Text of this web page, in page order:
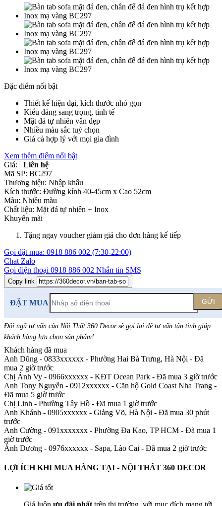
Đặc điểm nổi bật
Thiết kế hiện đại, kích thước nhỏ gọn
Kiểu dáng sang trọng, tinh tế
Mặt đá tự nhiên vân đẹp
Nhiều màu sắc tuỳ chọn
Giá cả hợp lý với mọi gia đình
Xem thêm điểm nổi bật
Giá:
Liên hệ
Mã SP: BC297
Thương hiệu: Nhập khẩu
Kích thước: Đường kính 40-45cm x Cao 52cm
Màu: Nhiều màu
Chất liệu: Mặt đá tự nhiên + Inox
Khuyến mãi
Tặng ngay voucher giảm giá cho đơn hàng kế tiếp
Gọi đặt mua: 0918 886 002 (7:30-22:00)
Chat Zalo
Gọi điện thoại 0918 886 002 Nhắn tin SMS
Copy link
ĐẶT MUA GỬI
Đội ngũ tư vấn của Nội Thất 360 Decor sẽ gọi lại để tư vấn tận tình giúp
khách hàng lựa chọn sản phẩm!
Khách hàng đã mua
Anh Dũng - 0833xxxxxx - Phường Hai Bà Trưng, Hà Nội - Đã
mua 2 giờ trước
Chị Ánh Vy - 0966xxxxxx - KĐT Ocean Park - Đã mua 3 giờ trước
Anh Tony Nguyễn - 0912xxxxxx - Căn hộ Gold Coast Nha Trang -
Đã mua 5 giờ trước
Chị Linh - Phường Tây Hồ - Đã mua 1 giờ trước
Anh Khánh - 0905xxxxxx - Giảng Võ, Hà Nội - Đã mua 30 phút
trước
Anh Cường - 091xxxxxxx - Phường Đa Kao, TP HCM - Đã mua 1
giờ trước
Ánh Dương - 0976xxxxxx - Sapa, Lào Cai - Đã mua 2 giờ trước
LỢI ÍCH KHI MUA HÀNG TẠI - NỘI THẤT 360 DECOR
Giá luôn ưu đãi nhất trên thị trường, với mục đích mang tới